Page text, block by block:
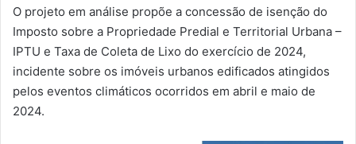
O projeto em análise propõe a concessão de isenção do
Imposto sobre a Propriedade Predial e Territorial Urbana –
IPTU e Taxa de Coleta de Lixo do exercício de 2024,
incidente sobre os imóveis urbanos edificados atingidos
pelos eventos climáticos ocorridos em abril e maio de
2024.